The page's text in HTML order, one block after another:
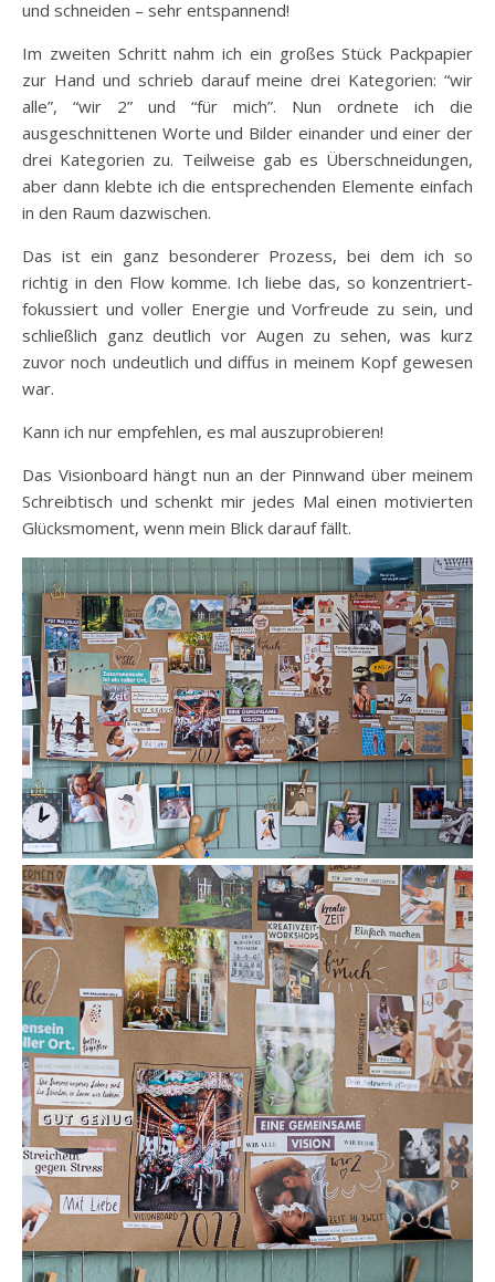
und schneiden – sehr entspannend!
Im zweiten Schritt nahm ich ein großes Stück Packpapier
zur Hand und schrieb darauf meine drei Kategorien: “wir
alle”, “wir 2” und “für mich”. Nun ordnete ich die
ausgeschnittenen Worte und Bilder einander und einer der
drei Kategorien zu. Teilweise gab es Überschneidungen,
aber dann klebte ich die entsprechenden Elemente einfach
in den Raum dazwischen.
Das ist ein ganz besonderer Prozess, bei dem ich so
richtig in den Flow komme. Ich liebe das, so konzentriert-
fokussiert und voller Energie und Vorfreude zu sein, und
schließlich ganz deutlich vor Augen zu sehen, was kurz
zuvor noch undeutlich und diffus in meinem Kopf gewesen
war.
Kann ich nur empfehlen, es mal auszuprobieren!
Das Visionboard hängt nun an der Pinnwand über meinem
Schreibtisch und schenkt mir jedes Mal einen motivierten
Glücksmoment, wenn mein Blick darauf fällt.